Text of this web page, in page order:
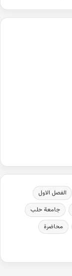
الفصل الاول
جامعة حلب
محاضرة